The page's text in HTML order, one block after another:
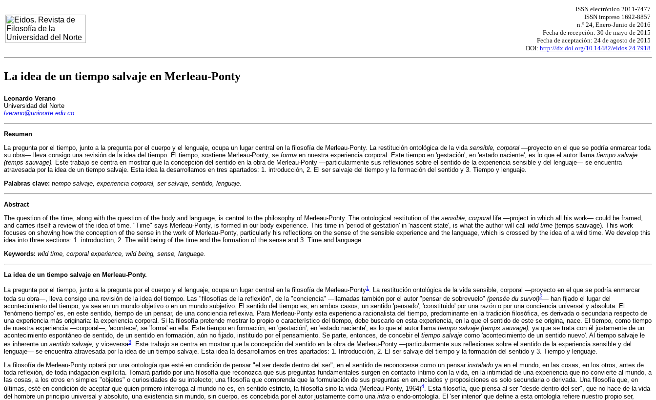
ISSN electrónico 2011-7477
ISSN impreso 1692-8857
n.° 24, Enero-Junio de 2016
Fecha de recepción: 30 de mayo de 2015
Fecha de aceptación: 24 de agosto de 2015
DOI: http://dx.doi.org/10.14482/eidos.24.7918
La idea de un tiempo salvaje en Merleau-Ponty
Leonardo Verano
Universidad del Norte
lverano@uninorte.edu.co
Resumen
La pregunta por el tiempo, junto a la pregunta por el cuerpo y el lenguaje, ocupa un lugar central en la filosofía de Merleau-Ponty. La restitución ontológica de la vida sensible, corporal —proyecto en el que se podría enmarcar toda
su obra— lleva consigo una revisión de la idea del tiempo. El tiempo, sostiene Merleau-Ponty, se forma en nuestra experiencia corporal. Este tiempo en 'gestación', en 'estado naciente', es lo que el autor llama tiempo salvaje
(temps sauvage). Este trabajo se centra en mostrar que la concepción del sentido en la obra de Merleau-Ponty —particularmente sus reflexiones sobre el sentido de la experiencia sensible y del lenguaje— se encuentra
atravesada por la idea de un tiempo salvaje. Esta idea la desarrollamos en tres apartados: 1. introducción, 2. El ser salvaje del tiempo y la formación del sentido y 3. Tiempo y lenguaje.
Palabras clave: tiempo salvaje, experiencia corporal, ser salvaje, sentido, lenguaje.
Abstract
The question of the time, along with the question of the body and language, is central to the philosophy of Merleau-Ponty. The ontological restitution of the sensible, corporal life —project in which all his work— could be framed,
and carries itself a review of the idea of time. "Time" says Merleau-Ponty, is formed in our body experience. This time in 'period of gestation' in 'nascent state', is what the author will call wild time (temps sauvage). This work
focuses on showing how the conception of the sense in the work of Merleau-Ponty, particularly his reflections on the sense of the sensible experience and the language, which is crossed by the idea of a wild time. We develop this
idea into three sections: 1. introduction, 2. The wild being of the time and the formation of the sense and 3. Time and language.
Keywords: wild time, corporal experience, wild being, sense, language.
La idea de un tiempo salvaje en Merleau-Ponty.
La pregunta por el tiempo, junto a la pregunta por el cuerpo y el lenguaje, ocupa un lugar central en la filosofía de Merleau-Ponty1
. La restitución ontológica de la vida sensible, corporal —proyecto en el que se podría enmarcar
toda su obra—, lleva consigo una revisión de la idea del tiempo. Las "filosofías de la reflexión", de la "conciencia" —llamadas también por el autor "pensar de sobrevuelo" (pensée du survol)2— han fijado el lugar del
acontecimiento del tiempo, ya sea en un mundo objetivo o en un mundo subjetivo. El sentido del tiempo es, en ambos casos, un sentido 'pensado', 'constituido' por una razón o por una conciencia universal y absoluta. El
'fenómeno tiempo' es, en este sentido, tiempo de un pensar, de una conciencia reflexiva. Para Merleau-Ponty esta experiencia racionalista del tiempo, predominante en la tradición filosófica, es derivada o secundaria respecto de
una experiencia más originaria: la experiencia corporal. Si la filosofía pretende mostrar lo propio o característico del tiempo, debe buscarlo en esta experiencia, en la que el sentido de este se origina, nace. El tiempo, como tiempo
de nuestra experiencia —corporal—, 'acontece', se 'forma' en ella. Este tiempo en formación, en 'gestación', en 'estado naciente', es lo que el autor llama tiempo salvaje (temps sauvage), ya que se trata con él justamente de un
acontecimiento espontáneo de sentido, de un sentido en formación, aún no fijado, instituido por el pensamiento. Se parte, entonces, de concebir el tiempo salvaje como 'acontecimiento de un sentido nuevo'. Al tiempo salvaje le
es inherente un sentido salvaje, y viceversa3. Este trabajo se centra en mostrar que la concepción del sentido en la obra de Merleau-Ponty —particularmente sus reflexiones sobre el sentido de la experiencia sensible y del
lenguaje— se encuentra atravesada por la idea de un tiempo salvaje. Esta idea la desarrollamos en tres apartados: 1. Introducción, 2. El ser salvaje del tiempo y la formación del sentido y 3. Tiempo y lenguaje.
La filosofía de Merleau-Ponty optará por una ontología que esté en condición de pensar "el ser desde dentro del ser", en el sentido de reconocerse como un pensar instalado ya en el mundo, en las cosas, en los otros, antes de
toda reflexión, de toda indagación explícita. Tomará partido por una filosofía que reconozca que sus preguntas fundamentales surgen en contacto íntimo con la vida, en la intimidad de una experiencia que no convierte al mundo, a
las cosas, a los otros en simples "objetos" o curiosidades de su intelecto; una filosofía que comprenda que la formulación de sus preguntas en enunciados y proposiciones es solo secundaria o derivada. Una filosofía que, en
últimas, esté en condición de aceptar que quien primero interroga al mundo no es, en sentido estricto, la filosofía sino la vida (Merleau-Ponty, 1964)4. Esta filosofía, que piensa al ser "desde dentro del ser", que no hace de la vida
del hombre un principio universal y absoluto, una existencia sin mundo, sin cuerpo, es concebida por el autor justamente como una intra o endo-ontología. El 'ser interior' que define a esta ontología refiere nuestro propio ser,